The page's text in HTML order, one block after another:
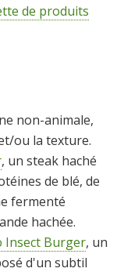
de produits
non-animale,
ou la texture.
, un steak haché
de blé, de
fermenté
hachée.
Insect Burger, un
d'un subtil